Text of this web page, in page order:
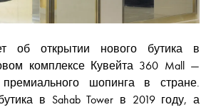
об открытии нового бутика в
комплексе Кувейта 360 Mall —
шопинга в стране.
в Sahab Tower в 2019 году, а